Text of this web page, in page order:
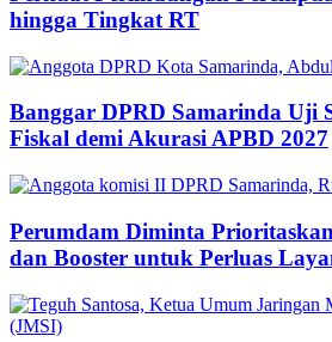
hingga Tingkat RT
Banggar DPRD Samarinda Uji
Fiskal demi Akurasi APBD 2027
Perumdam Diminta
dan Booster untuk Perluas